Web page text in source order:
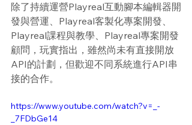
除了持續運營Playreal互動腳本編輯器開
發與營運、Playreal客製化專案開發、
Playreal課程與教學、Playreal專案開發
顧問，玩實指出，雖然尚未有直接開放
API的計劃，但歡迎不同系統進行API串
接的合作。
https://www.youtube.com/watch?v=_-
_7FDbGe14